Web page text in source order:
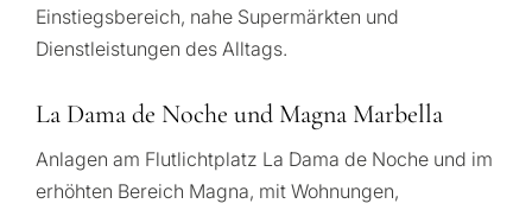
Einstiegsbereich, nahe Supermärkten und
Dienstleistungen des Alltags.
La Dama de Noche und Magna Marbella
Anlagen am Flutlichtplatz La Dama de Noche und im
erhöhten Bereich Magna, mit Wohnungen,